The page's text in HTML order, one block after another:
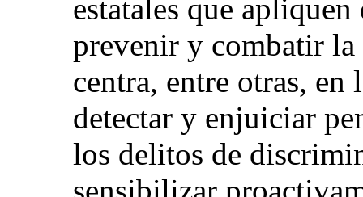
estatales que
prevenir y combatir
centra, entre otras, en
detectar y enjuiciar
los delitos de
sensibilizar